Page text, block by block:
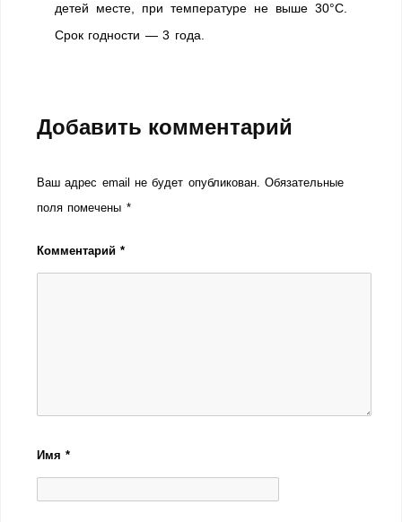
детей месте, при температуре не выше 30°С.
Срок годности — 3 года.
Добавить комментарий
Ваш адрес email не будет опубликован. Обязательные
поля помечены *
Комментарий*
Имя*